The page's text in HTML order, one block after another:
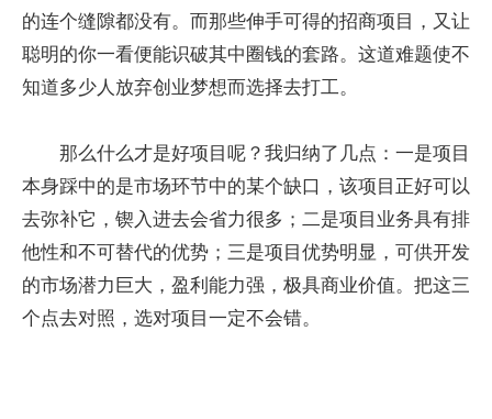
的连个缝隙都没有。而那些伸手可得的招商项目，又让
聪明的你一看便能识破其中圈钱的套路。这道难题使不
知道多少人放弃创业梦想而选择去打工。
那么什么才是好项目呢？我归纳了几点：一是项目
本身踩中的是市场环节中的某个缺口，该项目正好可以
去弥补它，锲入进去会省力很多；二是项目业务具有排
他性和不可替代的优势；三是项目优势明显，可供开发
的市场潜力巨大，盈利能力强，极具商业价值。把这三
个点去对照，选对项目一定不会错。